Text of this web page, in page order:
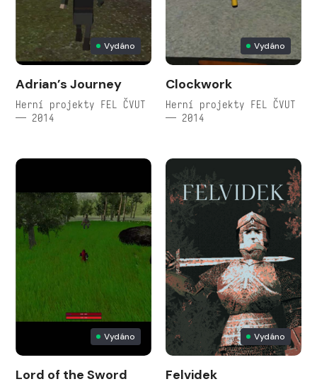
Vydáno
Adrian’s Journey
Herní projekty FEL ČVUT
— 2014
Vydáno
Clockwork
Herní projekty FEL ČVUT
— 2014
Vydáno
Lord of the Sword
Vydáno
Felvidek